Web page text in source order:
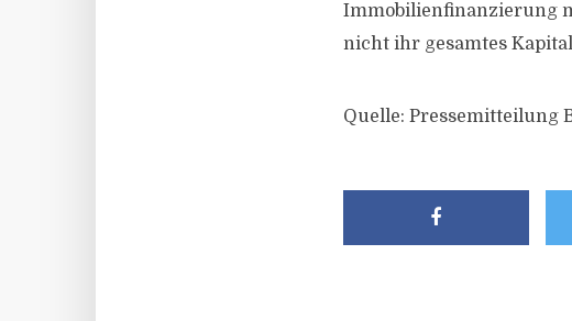
Immobilienfinanzierung
nicht ihr gesamtes
Quelle: Pressemitteilung